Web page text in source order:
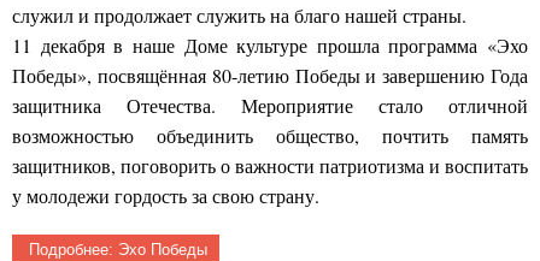
служил и продолжает служить на благо нашей страны.
11 декабря в наше Доме культуре прошла программа «Эхо
Победы», посвящённая 80-летию Победы и завершению Года
защитника Отечества. Мероприятие стало отличной
возможностью объединить общество, почтить память
защитников, поговорить о важности патриотизма и воспитать
у молодежи гордость за свою страну.
Подробнее: Эхо Победы